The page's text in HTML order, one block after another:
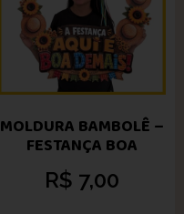
MOLDURA BAMBOLÊ –
FESTANÇA BOA
R$ 7,00